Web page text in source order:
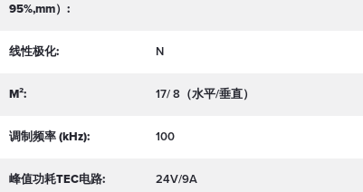
95%,mm）:
线性极化: N
M²: 17/ 8（水平/垂直）
调制频率 (kHz): 100
峰值功耗TEC电路: 24V/9A